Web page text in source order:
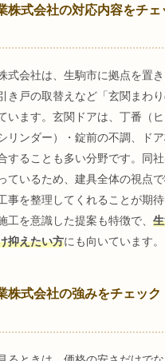
株式会社の対応内容をチェ
式会社は、生駒市に拠点を置
き戸の取替えなど「玄関まわ
います。玄関ドアは、丁番（ヒ
リンダー）・錠前の不調、ド
することも多い分野です。同社
ているため、建具全体の視点
事を整理してくれることが期待
工を意識した提案も特徴で、
抑えたい方にも向いています。
株式会社の強みをチェック